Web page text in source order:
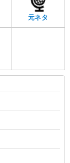
元ネタ